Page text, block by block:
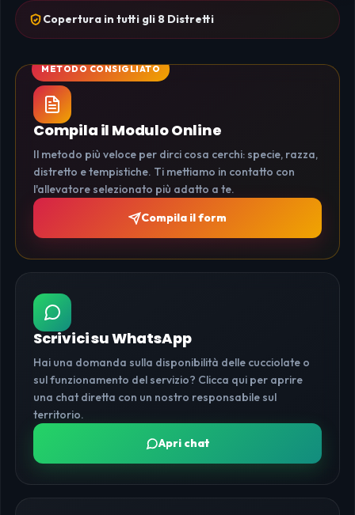
Copertura in tutti gli 8 Distretti
Compila il Modulo Online
Il metodo più veloce per dirci cosa cerchi: specie, razza,
distretto e tempistiche. Ti mettiamo in contatto con
l'allevatore selezionato più adatto a te.
Compila il form
Scrivici su WhatsApp
Hai una domanda sulla disponibilità delle cucciolate o
sul funzionamento del servizio? Clicca qui per aprire
una chat diretta con un nostro responsabile sul
territorio.
Apri chat